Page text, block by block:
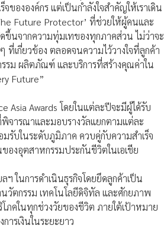
ขององค์กร แต่เป็นกำลังใจสำคัญให้เราเดิน
Future Protector’ ที่ช่วยให้ผู้คนและ
ดขึ้นจากความทุ่มเทของทุกภาคส่วน ไม่ว่าจะ
กี่ยวข้อง ตลอดจนความไว้วางใจที่ลูกค้า
ม ผลิตภัณฑ์ และบริการที่สร้างคุณค่าใน
Future”
Asia Awards โดยในแต่ละปีจะมีผู้ได้รับ
พิจารณาและมอบรางวัลแยกตามแต่ละ
รับในระดับภูมิภาค ควบคู่กับความสำเร็จ
องอุตสาหกรรมประกันชีวิตในเอเชีย
ในการดำเนินธุรกิจโดยยึดลูกค้าเป็น
วัตกรรม เทคโนโลยีดิจิทัล และศักยภาพ
คในทุกช่วงวัยของชีวิต ภายใต้เป้าหมาย
รเงินในระยะยาว